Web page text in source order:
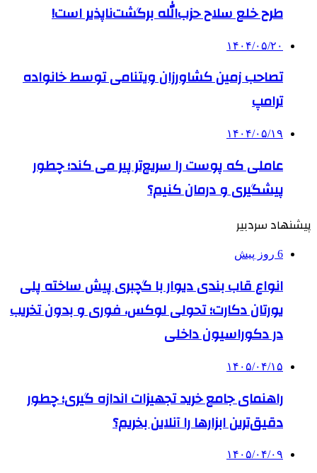
طرح خلع سلاح حزب‌الله برگشت‌ناپذیر است!
۱۴۰۴/۰۵/۲۰
تصاحب زمین کشاورزان ویتنامی توسط خانواده
ترامپ
۱۴۰۴/۰۵/۱۹
عاملی که پوست را سریع‌تر پیر می کند؛ چطور
پیشگیری و درمان کنیم؟
پیشنهاد سردبیر
6 روز پیش
انواع قاب بندی دیوار با گچبری پیش ساخته پلی
یورتان دکارت؛ تحولی لوکس، فوری و بدون تخریب
در دکوراسیون داخلی
۱۴۰۵/۰۴/۱۵
راهنمای جامع خرید تجهیزات اندازه گیری؛ چطور
دقیق‌ترین ابزارها را آنلاین بخریم؟
۱۴۰۵/۰۴/۰۹